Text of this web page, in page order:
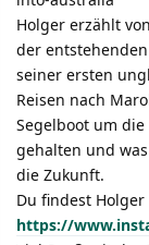
Holger erzählt
der
seiner ersten
Reisen nach
Segelboot um
gehalten und
die Zukunft.
Du findest Holger
https://